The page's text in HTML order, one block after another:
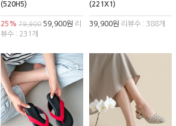
(520H5)
25% 79,90059,900원 리
뷰수 : 231개
(221X1)
39,900원 리뷰수 : 388개